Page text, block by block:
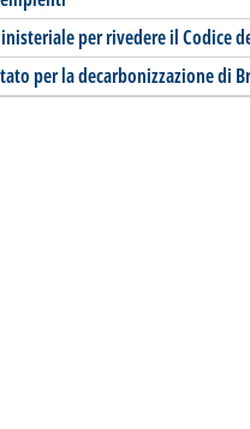
per rivedere il Codice
per la decarbonizzazione di